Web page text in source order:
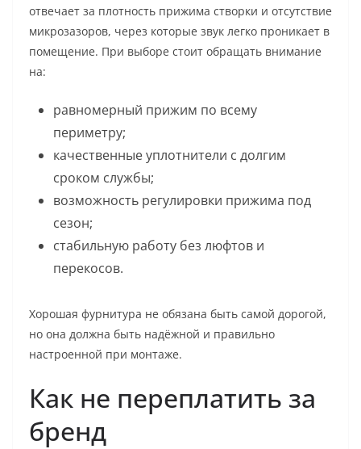
отвечает за плотность прижима створки и отсутствие
микрозазоров, через которые звук легко проникает в
помещение. При выборе стоит обращать внимание
на:
равномерный прижим по всему
периметру;
качественные уплотнители с долгим
сроком службы;
возможность регулировки прижима под
сезон;
стабильную работу без люфтов и
перекосов.
Хорошая фурнитура не обязана быть самой дорогой,
но она должна быть надёжной и правильно
настроенной при монтаже.
Как не переплатить за
бренд